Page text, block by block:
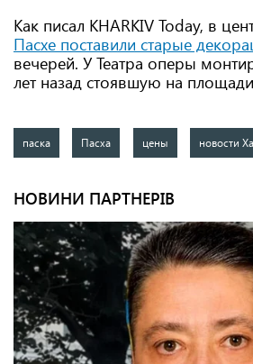
Как писал KHARKIV Today, в
Пасхе поставили старые
вечерей. У Театра оперы
лет назад стоявшую на
паска Пасха цены новости